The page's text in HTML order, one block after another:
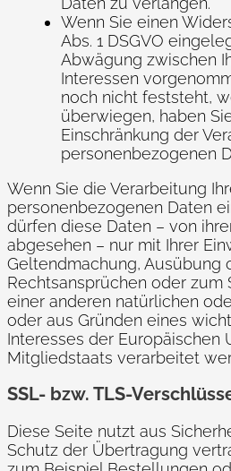
Wenn Sie einen
Abs. 1 DSGVO
Abwägung zwischen
Interessen
noch nicht feststeht,
überwiegen, haben
Einschränkung der
personenbezogenen
Wenn Sie die Verarbeitung
personenbezogenen Daten
dürfen diese Daten – von
abgesehen – nur mit Ihrer
Geltendmachung, Ausübung
Rechtsansprüchen oder zum
einer anderen natürlichen
oder aus Gründen eines
Interesses der Europäischen
Mitgliedstaats verarbeitet
SSL- bzw. TLS-
Diese Seite nutzt aus
Schutz der Übertragung